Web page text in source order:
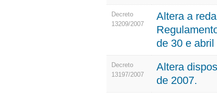
Decreto
13209/2007
Altera a
de 30 e
Decreto
13197/2007
Altera
de 2007.